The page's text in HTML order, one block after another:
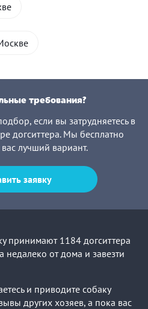
требования?
если вы затрудняетесь в
догситтера. Мы бесплатно
лучший вариант.
заявку
принимают 1184 догситтера
от дома и завезти
и приводите собаку
других хозяев, а пока вас